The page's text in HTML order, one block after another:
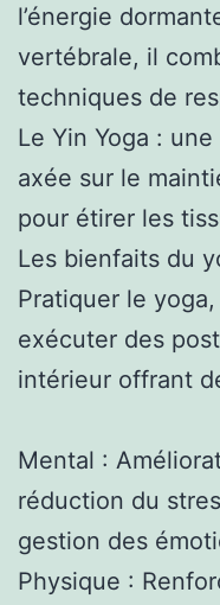
l’énergie
vertébrale, il
techniques de
Le Yin Yoga :
axée sur le
pour étirer les
Les bienfaits du
Pratiquer le
exécuter des
intérieur offrant
Mental :
réduction du
gestion des
Physique :